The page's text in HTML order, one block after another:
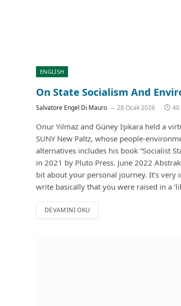
ENGLISH
On State Socialism And
Salvatore Engel Di Mauro 28 Ocak 2026 40
Onur Yılmaz and Güney Işıkara held a
SUNY New Paltz, whose people-
alternatives includes his book “Socialist
in 2021 by Pluto Press. June 2022
bit about your personal journey. It’s
write basically that you were raised in a
DEVAMINI OKU